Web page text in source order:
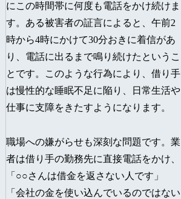
にこの時間帯に何度も電話をかけ続けま
す。ある被害者の証言によると、午前2
時から4時にかけて30分おきに着信があ
り、電話に出るまで鳴り続けたというこ
とです。このような行為により、借り手
は慢性的な睡眠不足に陥り、日常生活や
仕事に支障をきたすようになります。
職場への嫌がらせも深刻な問題です。業
者は借り手の勤務先に直接電話をかけ、
「○○さんは借金を返さない人です」
「会社の金を使い込んでいるのではない